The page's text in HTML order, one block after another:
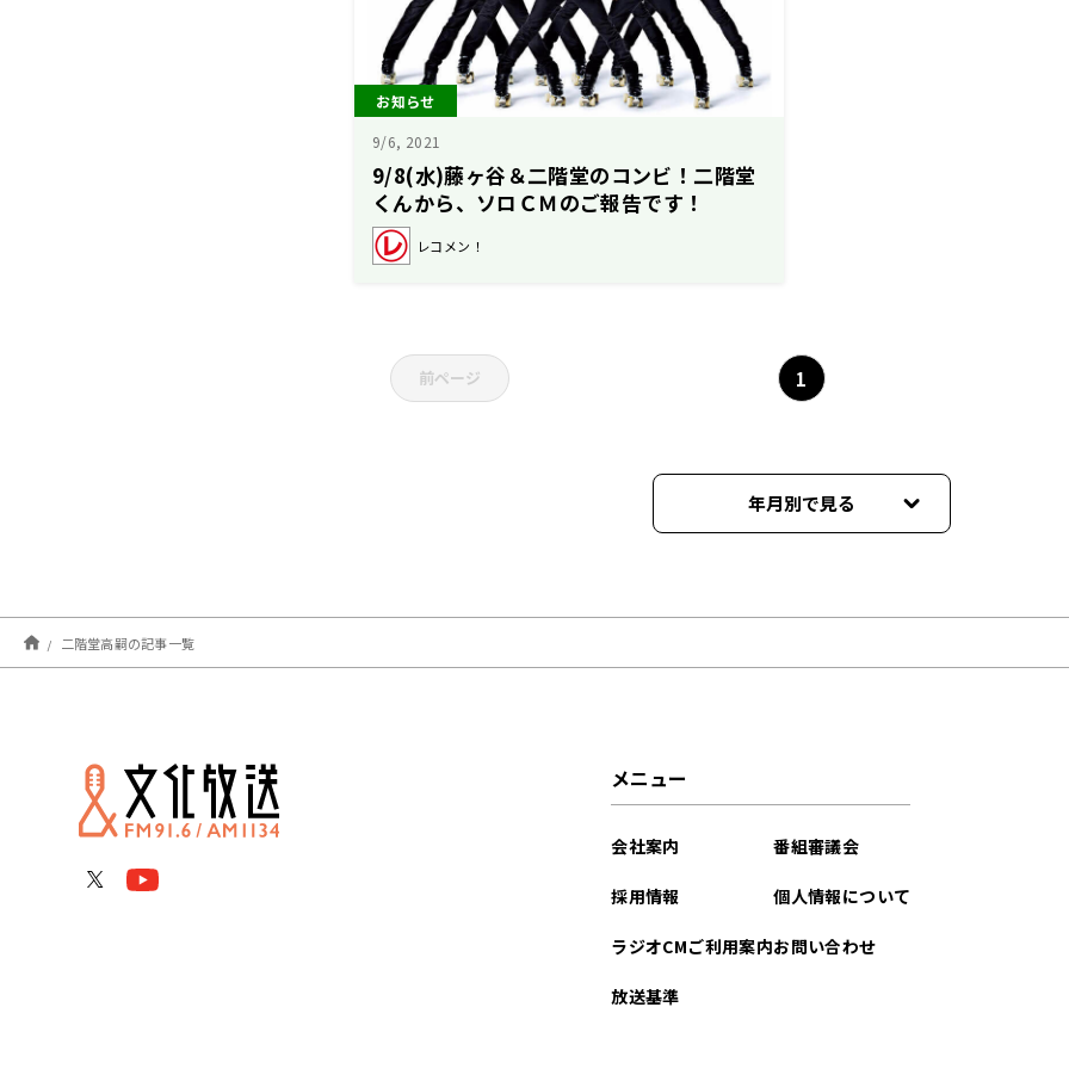
お知らせ
9/6, 2021
9/8(水)藤ヶ谷＆二階堂のコンビ！二階堂
くんから、ソロＣＭのご報告です！
レコメン！
前ページ 1
年月別で見る
2026年03月
2026年01月
二階堂高嗣の記事一覧
メニュー
会社案内
採用情報
ラジオCMご利用案内
放送基準
番組審議会
個人情報について
お問い合わせ